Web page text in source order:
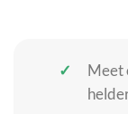
Meet